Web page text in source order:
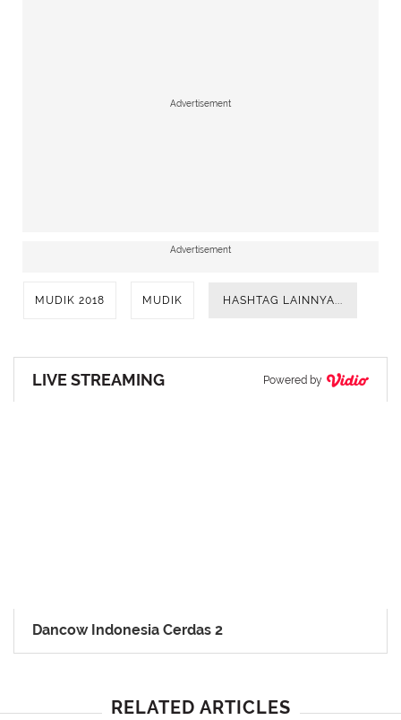
Advertisement
Advertisement
MUDIK 2018 MUDIK HASHTAG LAINNYA...
LIVE STREAMING Powered by
Dancow Indonesia Cerdas 2
RELATED ARTICLES